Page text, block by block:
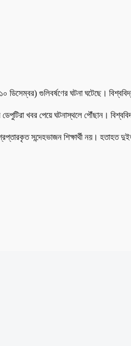
(১০ ডিসেম্বর) গুলিবর্ষণের ঘটনা ঘটেছে।
খবর পেয়ে ঘটনাস্থলে পৌঁছান।
সন্দেহভাজন শিক্ষার্থী নয়। হতাহত